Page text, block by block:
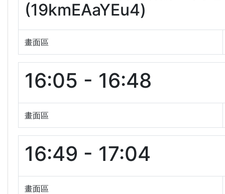
(19kmEAaYEu4)
畫面區
16:05 - 16:48
畫面區
16:49 - 17:04
畫面區